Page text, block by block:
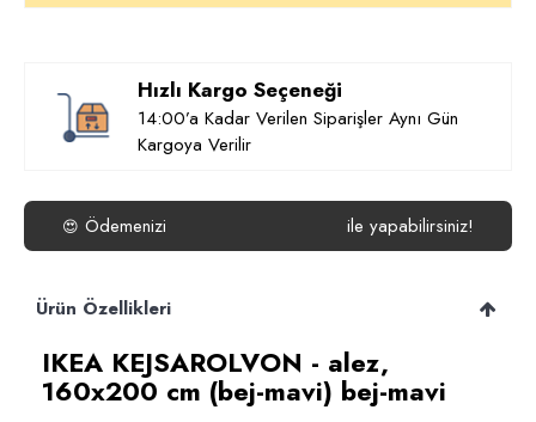
Hızlı Kargo Seçeneği
14:00’a Kadar Verilen Siparişler Aynı Gün
Kargoya Verilir
😍 Ödemenizi ile yapabilirsiniz!
Ürün Özellikleri
IKEA KEJSAROLVON - alez,
160x200 cm (bej-mavi) bej-mavi